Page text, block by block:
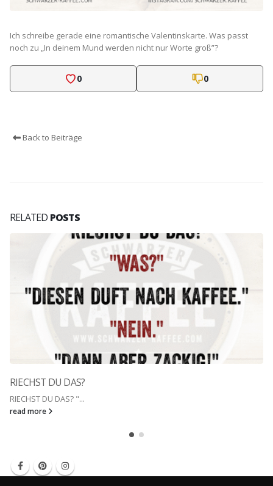
Ich schreibe gerade eine romantische Valentinskarte. Was passt
noch zu „In deinem Mund werden nicht nur Worte groß”?
0 0
Back to Beiträge
RELATED POSTS
RIECHST DU DAS?
RIECHST DU DAS? "...
read more